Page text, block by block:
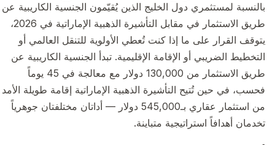
بالنسبة لمستثمري دول الخليج الذين يُقيّمون الجنسية الكاريبية عن
طريق الاستثمار في مقابل التأشيرة الذهبية الإماراتية في 2026،
يتوقف القرار على ما إذا كنت تُعطي الأولوية للتنقل العالمي أو
التخطيط الضريبي أو الإقامة الإقليمية. تبدأ الجنسية الكاريبية عن
طريق الاستثمار من 130,000 دولار مع معالجة في 45 يوماً
فحسب، في حين تُتيح التأشيرة الذهبية الإماراتية إقامة طويلة الأمد
من استثمار عقاري بـ545,000 دولار — أداتان مختلفتان جوهرياً
تخدمان أهدافاً استراتيجية متباينة.